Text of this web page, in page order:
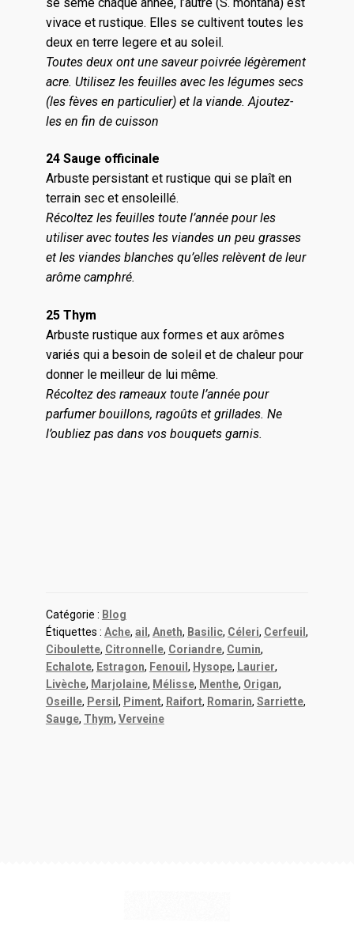
vivace et rustique. Elles se cultivent toutes les
deux en terre legere et au soleil.
Toutes deux ont une saveur poivrée légèrement
acre. Utilisez les feuilles avec les légumes secs
(les fèves en particulier) et la viande. Ajoutez-
les en fin de cuisson
24 Sauge officinale
Arbuste persistant et rustique qui se plaît en
terrain sec et ensoleillé.
Récoltez les feuilles toute l’année pour les
utiliser avec toutes les viandes un peu grasses
et les viandes blanches qu’elles relèvent de leur
arôme camphré.
25 Thym
Arbuste rustique aux formes et aux arômes
variés qui a besoin de soleil et de chaleur pour
donner le meilleur de lui même.
Récoltez des rameaux toute l’année pour
parfumer bouillons, ragoûts et grillades. Ne
l’oubliez pas dans vos bouquets garnis.
Catégorie : Blog
Étiquettes : Ache, ail , Aneth, Basilic, Céleri, Cerfeuil ,
Ciboulette, Citronnelle, Coriandre, Cumin,
Echalote, Estragon, Fenouil , Hysope, Laurier,
Livèche, Marjolaine, Mélisse, Menthe, Origan,
Oseille, Persil , Piment, Raifort, Romarin, Sarriette,
Sauge, Thym, Verveine